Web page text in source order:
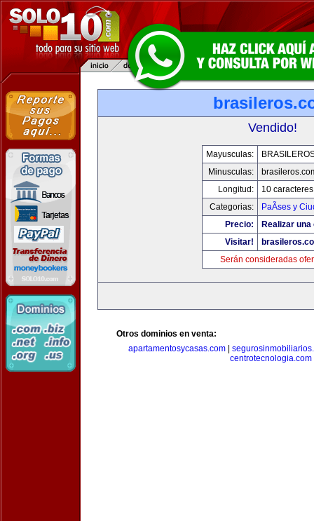
Vendido!
Mayusculas:
Minusculas:
Longitud:
10 caracteres
Categorias:
PaÃ­ses y
Precio:
Realizar
Visitar!
Serán consideradas
Otros dominios en venta:
apartamentosycasas.com|
centrotecnologia.com